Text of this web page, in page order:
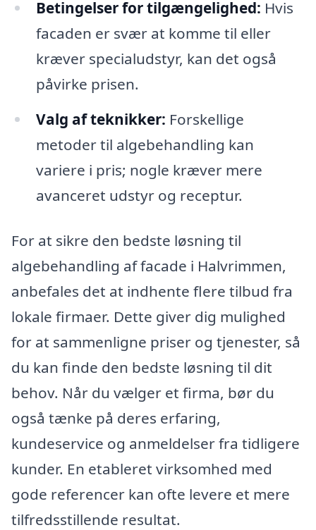
Betingelser for tilgængelighed: Hvis
facaden er svær at komme til eller
kræver specialudstyr, kan det også
påvirke prisen.
Valg af teknikker: Forskellige
metoder til algebehandling kan
variere i pris; nogle kræver mere
avanceret udstyr og receptur.
For at sikre den bedste løsning til
algebehandling af facade i Halvrimmen,
anbefales det at indhente flere tilbud fra
lokale firmaer. Dette giver dig mulighed
for at sammenligne priser og tjenester, så
du kan finde den bedste løsning til dit
behov. Når du vælger et firma, bør du
også tænke på deres erfaring,
kundeservice og anmeldelser fra tidligere
kunder. En etableret virksomhed med
gode referencer kan ofte levere et mere
tilfredsstillende resultat.